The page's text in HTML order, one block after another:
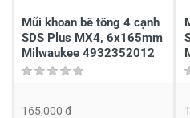
Mũi khoan bê tông 4 cạnh
SDS Plus MX4, 6x165mm
Milwaukee 4932352012
165,000 đ